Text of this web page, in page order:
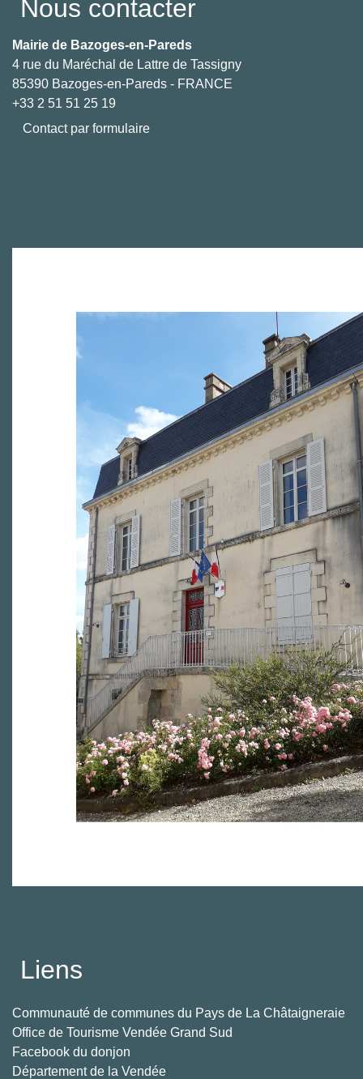
Nous contacter
Mairie de Bazoges-en-Pareds
4 rue du Maréchal de Lattre de Tassigny
85390 Bazoges-en-Pareds - FRANCE
+33 2 51 51 25 19
Contact par formulaire
Liens
Communauté de communes du Pays de La Châtaigneraie
Office de Tourisme Vendée Grand Sud
Facebook du donjon
Département de la Vendée